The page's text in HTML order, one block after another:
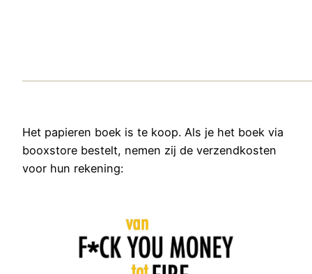
Het papieren boek is te koop. Als je het boek via
booxstore bestelt, nemen zij de verzendkosten
voor hun rekening: